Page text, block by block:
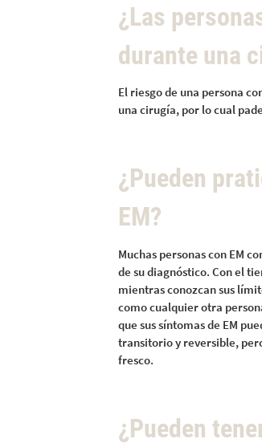
¿Las
durante una
El riesgo de una persona
una cirugía, por lo cual
¿Pueden
EM?
Muchas personas con EM
de su diagnóstico. Con el
mientras conozcan sus
como cualquier otra
que sus síntomas de EM
transitorio y reversible,
fresco.
¿Pueden